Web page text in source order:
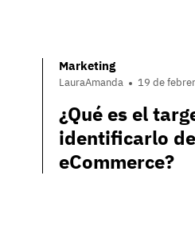
Marketing
LauraAmanda 19 de
¿Qué es el
identificarlo
eCommerce?